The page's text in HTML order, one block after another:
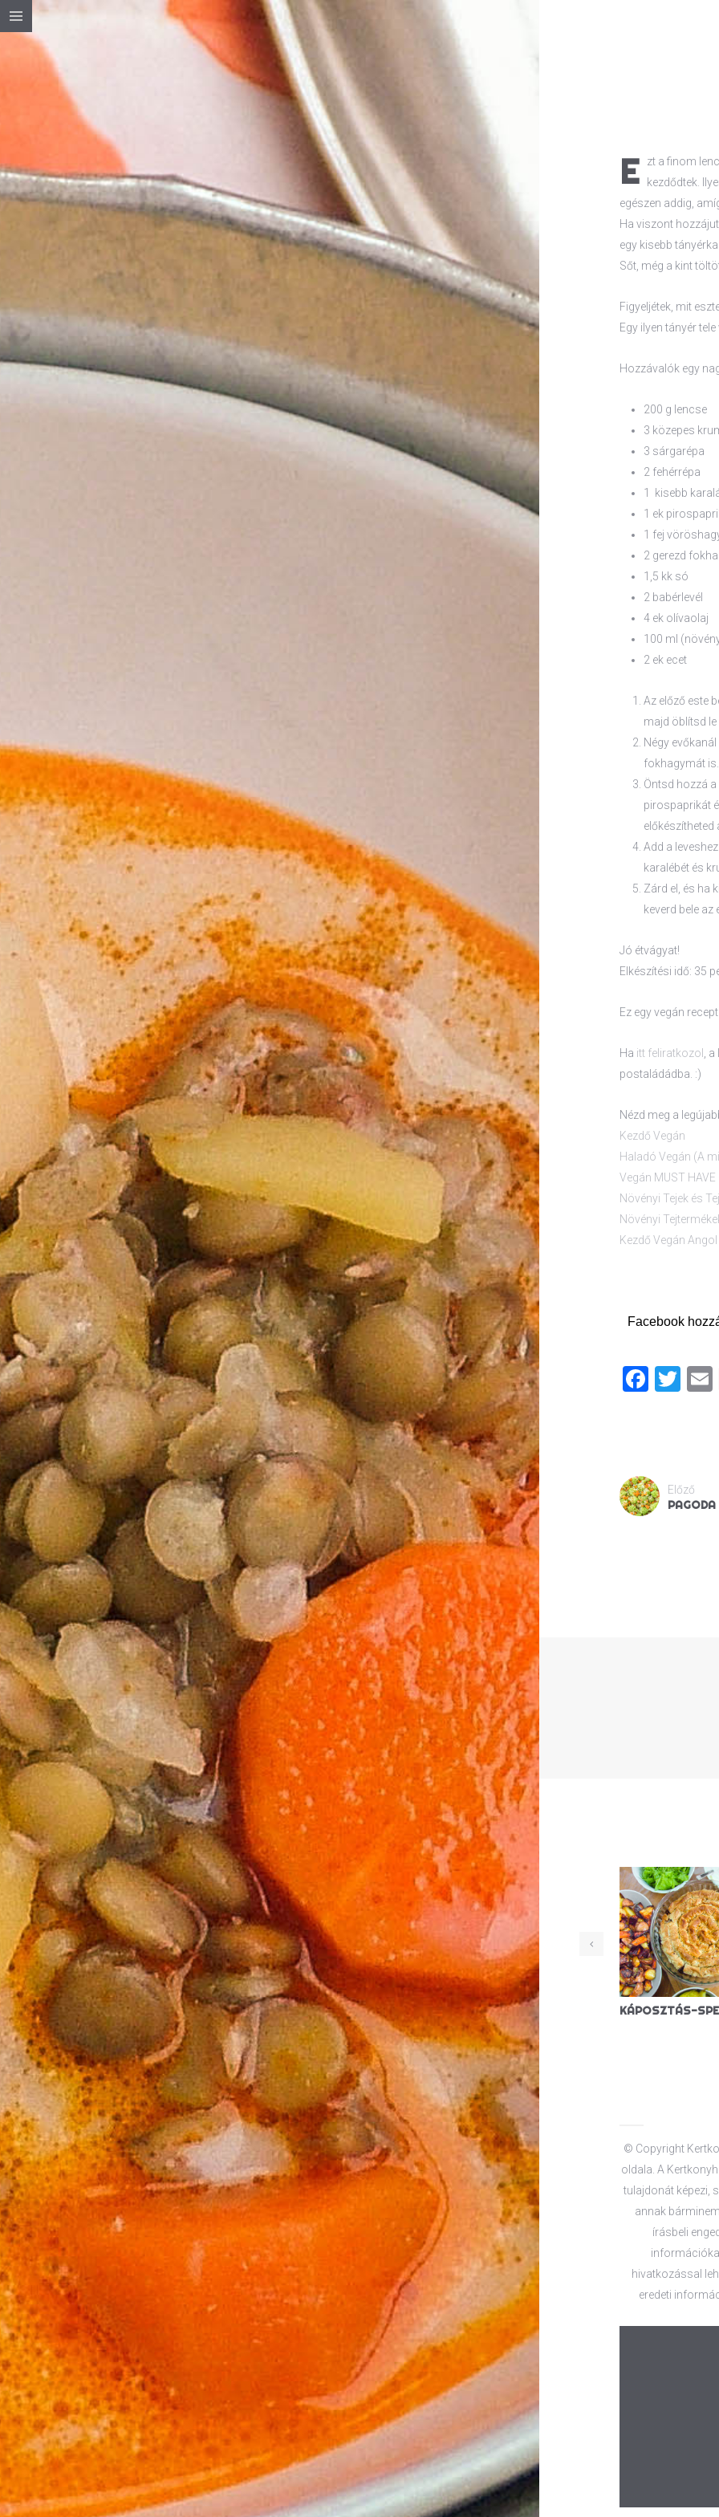
E
zt a finom
kezdődtek.
egészen addig,
Ha viszont
egy kisebb
Sőt, még a kint
Figyeljétek, mit
Egy ilyen tányér
Hozzávalók egy
200 g lencse
3 közepes
3 sárgarépa
2 fehérrépa
1 kisebb
1 ek
1 fej
2 gerezd
1,5 kk só
2 babérlevél
4 ek olívaolaj
100 ml
2 ek ecet
Az előző este
majd öblítsd
Négy
fokhagymát is.
Öntsd hozzá a
pirospaprikát
előkészítheted
Add a
karalébét és
Zárd el, és ha
keverd bele az
Jó étvágyat!
Elkészítési idő: 35
Ez egy vegán
Ha itt feliratkozol
,
postaládádba. :)
Nézd meg a
Kezdő Vegán
Haladó Vegán (A
Vegán MUST
Növényi Tejek és
Növényi Tejtermékek
Kezdő Vegán
Facebook
Előző
SZÉKELYKÁPOSZTA (VEGÁN)
© Copyright
oldala. A
tulajdonát képezi,
annak
írásbeli
hivatkozással
eredeti